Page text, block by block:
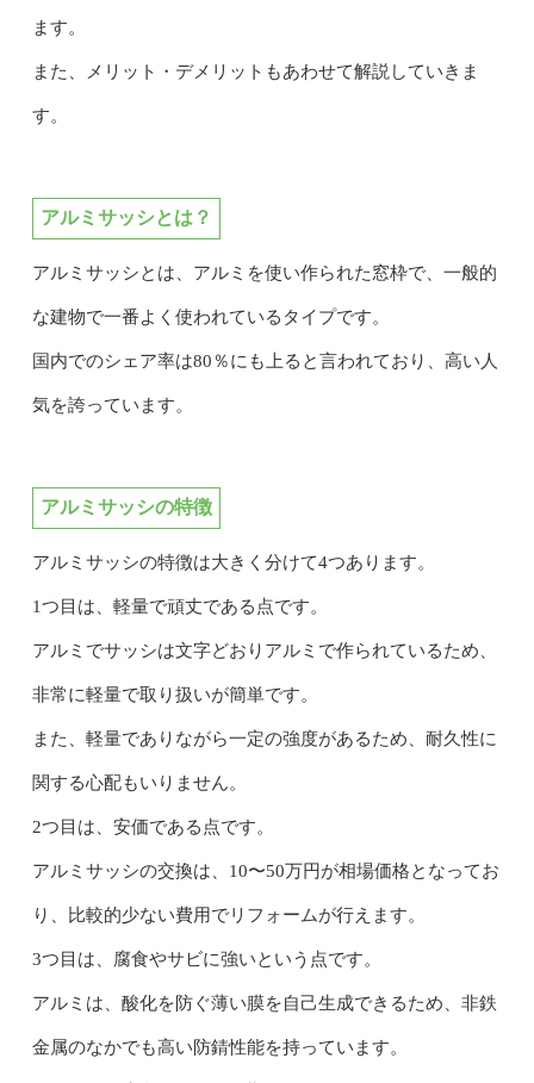
ます。
また、メリット・デメリットもあわせて解説していきま
す。
アルミサッシとは？
アルミサッシとは、アルミを使い作られた窓枠で、一般的
な建物で一番よく使われているタイプです。
国内でのシェア率は80％にも上ると言われており、高い人
気を誇っています。
アルミサッシの特徴
アルミサッシの特徴は大きく分けて4つあります。
1つ目は、軽量で頑丈である点です。
アルミでサッシは文字どおりアルミで作られているため、
非常に軽量で取り扱いが簡単です。
また、軽量でありながら一定の強度があるため、耐久性に
関する心配もいりません。
2つ目は、安価である点です。
アルミサッシの交換は、10〜50万円が相場価格となってお
り、比較的少ない費用でリフォームが行えます。
3つ目は、腐食やサビに強いという点です。
アルミは、酸化を防ぐ薄い膜を自己生成できるため、非鉄
金属のなかでも高い防錆性能を持っています。